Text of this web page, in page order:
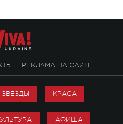
РЕКЛАМА НА САЙТЕ
ЗВЕЗДЫ КРАСА
АФИША